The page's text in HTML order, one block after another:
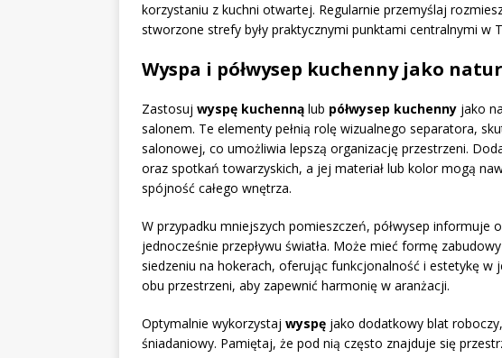
korzystaniu z kuchni otwartej. Regularnie przemyślaj
stworzone strefy były praktycznymi punktami centralnymi w
Wyspa i półwysep kuchenny jako
Zastosuj wyspę kuchenną lub półwysep kuchenny jako
salonem. Te elementy pełnią rolę wizualnego separatora,
salonowej, co umożliwia lepszą organizację przestrzeni.
oraz spotkań towarzyskich, a jej materiał lub kolor mogą
spójność całego wnętrza.
W przypadku mniejszych pomieszczeń, półwysep informuje
jednocześnie przepływu światła. Może mieć formę
siedzeniu na hokerach, oferując funkcjonalność i estetykę w
obu przestrzeni, aby zapewnić harmonię w aranżacji.
Optymalnie wykorzystaj wyspę jako dodatkowy blat
śniadaniowy. Pamiętaj, że pod nią często znajduje się